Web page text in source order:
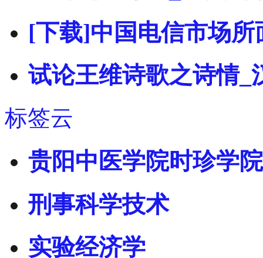
[下载]中国电信市场
试论王维诗歌之诗情_
标签云
贵阳中医学院时珍学院
刑事科学技术
实验经济学